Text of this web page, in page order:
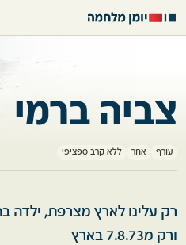
צביה ברמי
עורף אחר ללא קרב ספציפי
ורק מ7.8.73 בארץ